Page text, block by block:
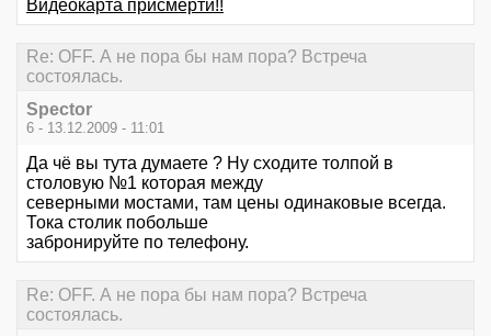
Видеокарта присмерти!!
Re: OFF. А не пора бы нам пора? Встреча
состоялась.
Spector
6 - 13.12.2009 - 11:01
Да чё вы тута думаете ? Ну сходите толпой в
столовую №1 которая между
северными мостами, там цены одинаковые всегда.
Тока столик побольше
забронируйте по телефону.
Re: OFF. А не пора бы нам пора? Встреча
состоялась.